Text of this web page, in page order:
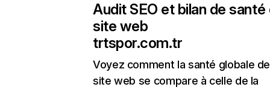
Audit SEO et bilan de santé
site web
trtspor.com.tr
Voyez comment la santé globale
site web se compare à celle de la